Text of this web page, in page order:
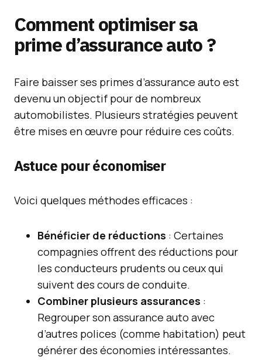
Comment optimiser sa
prime d’assurance auto ?
Faire baisser ses primes d’assurance auto est
devenu un objectif pour de nombreux
automobilistes. Plusieurs stratégies peuvent
être mises en œuvre pour réduire ces coûts.
Astuce pour économiser
Voici quelques méthodes efficaces :
Bénéficier de réductions : Certaines
compagnies offrent des réductions pour
les conducteurs prudents ou ceux qui
suivent des cours de conduite.
Combiner plusieurs assurances :
Regrouper son assurance auto avec
d’autres polices (comme habitation) peut
générer des économies intéressantes.